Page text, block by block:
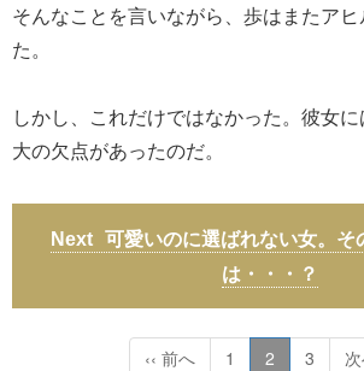
そんなことを言いながら、歩はまたア
た。
しかし、これだけではなかった。彼女
大の欠点があったのだ。
可愛いのに選ばれない女。そ
は・・・？
‹‹ 前へ 1 2 3